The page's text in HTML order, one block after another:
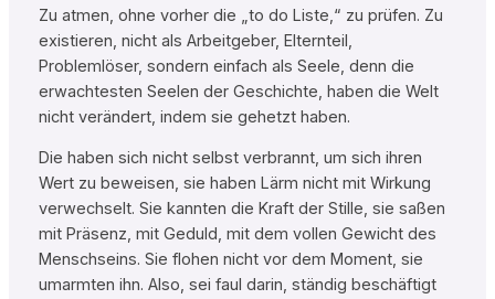
Zu atmen, ohne vorher die „to do Liste,“ zu prüfen. Zu
existieren, nicht als Arbeitgeber, Elternteil,
Problemlöser, sondern einfach als Seele, denn die
erwachtesten Seelen der Geschichte, haben die Welt
nicht verändert, indem sie gehetzt haben.
Die haben sich nicht selbst verbrannt, um sich ihren
Wert zu beweisen, sie haben Lärm nicht mit Wirkung
verwechselt. Sie kannten die Kraft der Stille, sie saßen
mit Präsenz, mit Geduld, mit dem vollen Gewicht des
Menschseins. Sie flohen nicht vor dem Moment, sie
umarmten ihn. Also, sei faul darin, ständig beschäftigt